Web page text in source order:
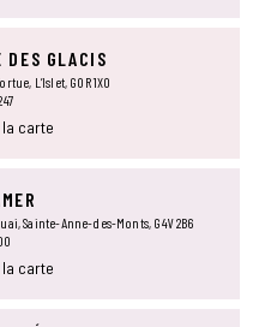
DES GLACIS
L’Islet, G0R 1X0
carte
Sainte-Anne-des-Monts, G4V 2B6
carte